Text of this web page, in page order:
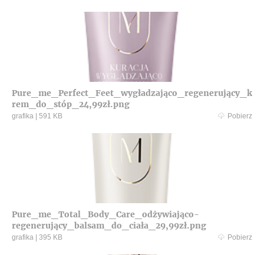
Pure_me_Perfect_Feet_wygładzająco_regenerujący_k
rem_do_stóp_24,99zł.png
grafika 591 KB Pobierz
Pure_me_Total_Body_Care_odżywiająco-
regenerujący_balsam_do_ciała_29,99zł.png
grafika 395 KB Pobierz